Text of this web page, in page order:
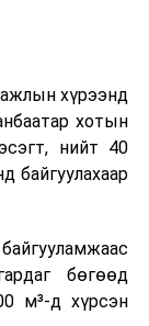
зэрэг
тусгажээ.
хариулт,
дасгал,
зэрэг
байгуулж
хүрээнд
хотын
нийт 40
байгуулахаар
бөгөөд
м³-д хүрсэн